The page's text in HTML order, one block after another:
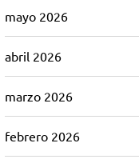
mayo 2026
abril 2026
marzo 2026
febrero 2026